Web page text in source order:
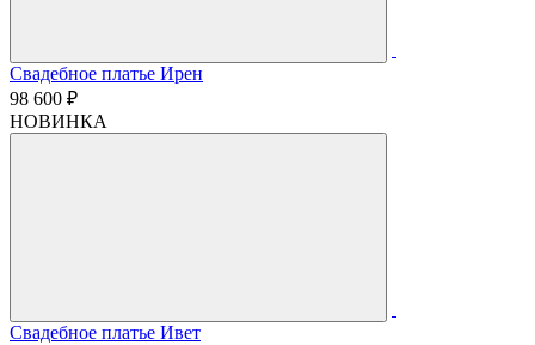
Свадебное платье Ирен
98 600 ₽
НОВИНКА
Свадебное платье Ивет